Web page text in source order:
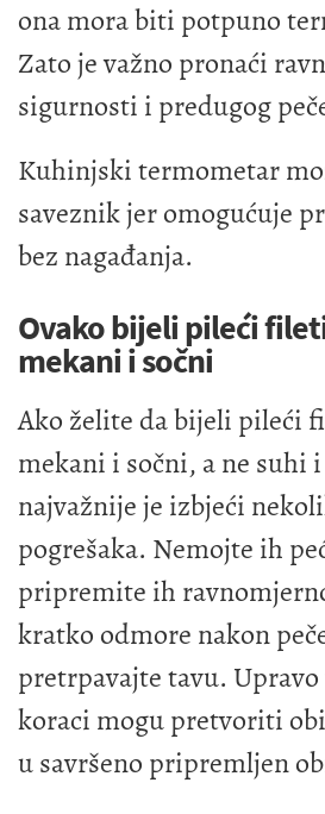
ona mora biti potpuno
Zato je važno pronaći
sigurnosti i predugog
Kuhinjski termometar
saveznik jer omogućuje
bez nagađanja.
Ovako bijeli pileći
mekani i sočni
Ako želite da bijeli pileći
mekani i sočni, a ne suhi
najvažnije je izbjeći
pogrešaka. Nemojte ih
pripremite ih
kratko odmore nakon
pretrpavajte tavu.
koraci mogu pretvoriti
u savršeno pripremljen